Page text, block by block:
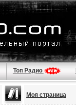
Топ Радио
Моя страница